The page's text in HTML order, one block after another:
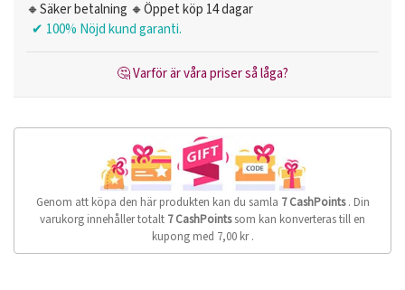
🔸Säker betalning 🔸Öppet köp 14 dagar
✔ 100% Nöjd kund garanti.
🤔 Varför är våra priser så låga?
Genom att köpa den här produkten kan du samla 7CashPoints. Din
varukorg innehåller totalt 7CashPointssom kan konverteras till en
kupong med 7,00 kr.